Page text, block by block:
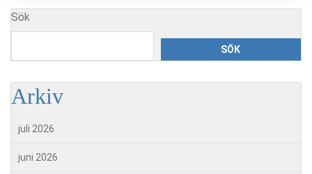
Sök
SÖK
Arkiv
juli 2026
juni 2026